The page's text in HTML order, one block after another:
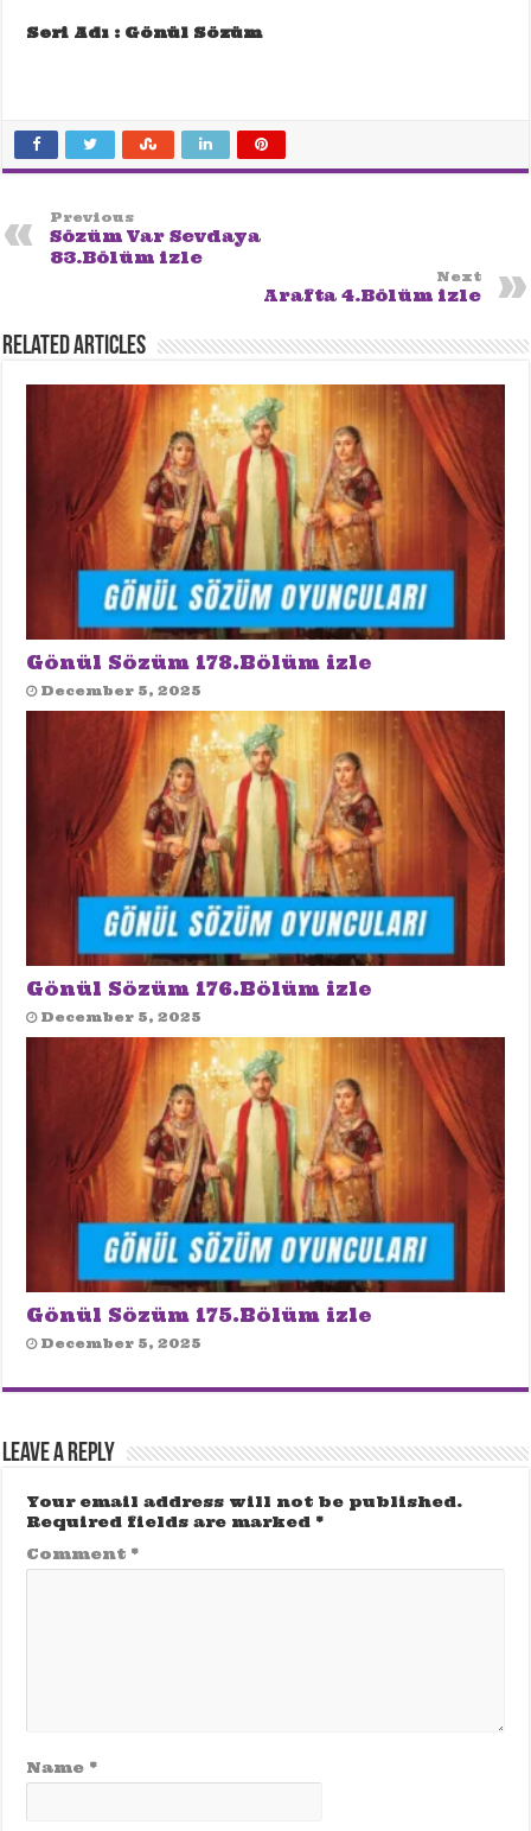
Seri Adı : Gönül Sözüm
Previous
Sözüm Var Sevdaya
83.Bölüm izle
Next
Arafta 4.Bölüm izle
Related Articles
Gönül Sözüm 178.Bölüm izle
December 5, 2025
Gönül Sözüm 176.Bölüm izle
December 5, 2025
Gönül Sözüm 175.Bölüm izle
December 5, 2025
Leave a Reply
Your email address will not be published.
Required fields are marked *
Comment *
Name *